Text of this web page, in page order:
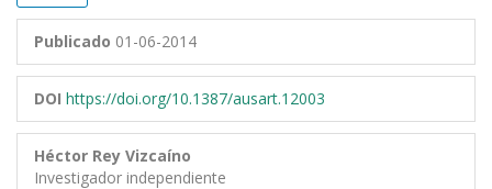
Publicado 01-06-2014
DOI https://doi.org/10.1387/ausart.12003
Héctor Rey Vizcaíno
Investigador independiente